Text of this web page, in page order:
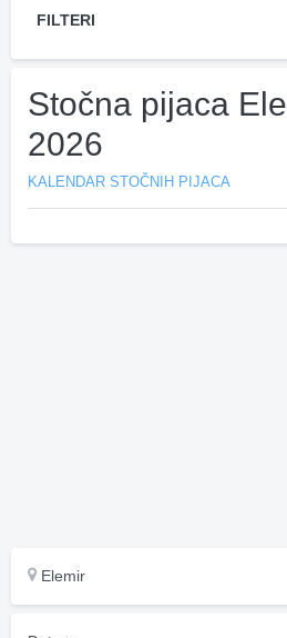
FILTERI
Stočna pijaca
2026
KALENDAR STOČNIH PIJACA
Elemir